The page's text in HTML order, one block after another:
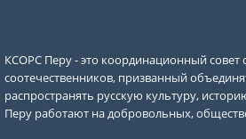
КСОРС Перу - это координационный совет
соотечественников, призванный
распространять русскую культуру,
Перу работают на добровольных,